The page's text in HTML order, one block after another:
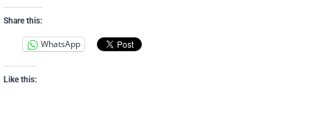
Share this:
WhatsApp
Like this: